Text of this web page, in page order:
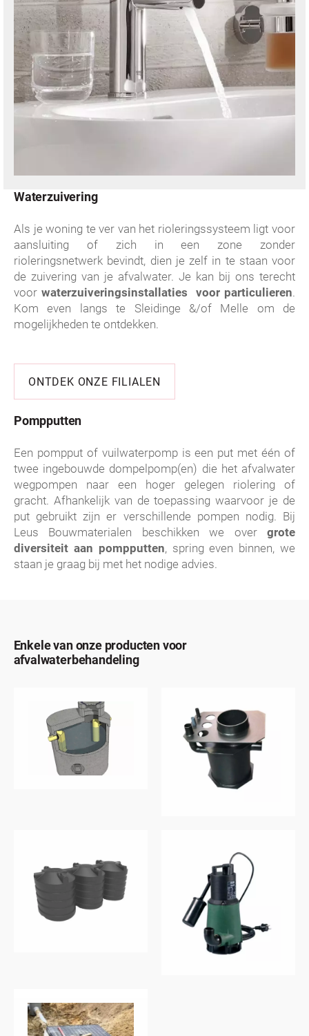
Waterzuivering
Als je woning te ver van het rioleringssysteem ligt voor
aansluiting of zich in een zone zonder
rioleringsnetwerk bevindt, dien je zelf in te staan voor
de zuivering van je afvalwater. Je kan bij ons terecht
voor waterzuiveringsinstallaties voor particulieren.
Kom even langs te Sleidinge &/of Melle om de
mogelijkheden te ontdekken.
ONTDEK ONZE FILIALEN
Pompputten
Een pompput of vuilwaterpomp is een put met één of
twee ingebouwde dompelpomp(en) die het afvalwater
wegpompen naar een hoger gelegen riolering of
gracht. Afhankelijk van de toepassing waarvoor je de
put gebruikt zijn er verschillende pompen nodig. Bij
Leus Bouwmaterialen beschikken we over grote
diversiteit aan pompputten, spring even binnen, we
staan je graag bij met het nodige advies.
Enkele van onze producten voor
afvalwaterbehandeling